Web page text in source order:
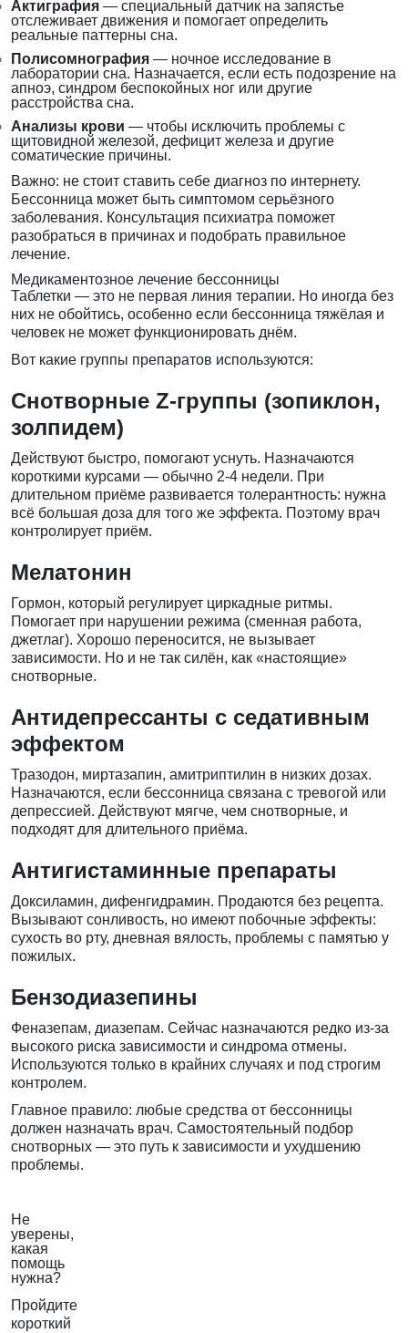
Актиграфия — специальный датчик на запястье
отслеживает движения и помогает определить
реальные паттерны сна.
Полисомнография — ночное исследование в
лаборатории сна. Назначается, если есть подозрение на
апноэ, синдром беспокойных ног или другие
расстройства сна.
Анализы крови — чтобы исключить проблемы с
щитовидной железой, дефицит железа и другие
соматические причины.
Важно: не стоит ставить себе диагноз по интернету.
Бессонница может быть симптомом серьёзного
заболевания. Консультация психиатра поможет
разобраться в причинах и подобрать правильное
лечение.
Медикаментозное лечение бессонницы
Таблетки — это не первая линия терапии. Но иногда без
них не обойтись, особенно если бессонница тяжёлая и
человек не может функционировать днём.
Вот какие группы препаратов используются:
Снотворные Z-группы (зопиклон,
золпидем)
Действуют быстро, помогают уснуть. Назначаются
короткими курсами — обычно 2-4 недели. При
длительном приёме развивается толерантность: нужна
всё большая доза для того же эффекта. Поэтому врач
контролирует приём.
Мелатонин
Гормон, который регулирует циркадные ритмы.
Помогает при нарушении режима (сменная работа,
джетлаг). Хорошо переносится, не вызывает
зависимости. Но и не так силён, как «настоящие»
снотворные.
Антидепрессанты с седативным
эффектом
Тразодон, миртазапин, амитриптилин в низких дозах.
Назначаются, если бессонница связана с тревогой или
депрессией. Действуют мягче, чем снотворные, и
подходят для длительного приёма.
Антигистаминные препараты
Доксиламин, дифенгидрамин. Продаются без рецепта.
Вызывают сонливость, но имеют побочные эффекты:
сухость во рту, дневная вялость, проблемы с памятью у
пожилых.
Бензодиазепины
Феназепам, диазепам. Сейчас назначаются редко из-за
высокого риска зависимости и синдрома отмены.
Используются только в крайних случаях и под строгим
контролем.
Главное правило: любые средства от бессонницы
должен назначать врач. Самостоятельный подбор
снотворных — это путь к зависимости и ухудшению
проблемы.
Не
уверены,
какая
помощь
нужна?
Пройдите
короткий